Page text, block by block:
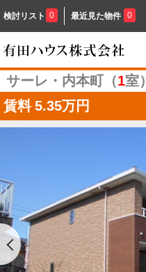
検討リスト 0 最近見た物件 0
サーレ・内本町（1室）
賃料 5.35万円